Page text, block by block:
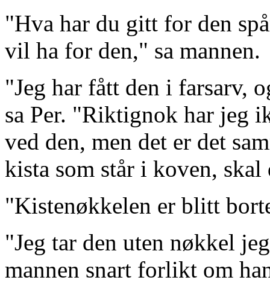
"Hva har du gitt for den
vil ha for den," sa mannen.
"Jeg har fått den i farsarv,
sa Per. "Riktignok har jeg
ved den, men det er det
kista som står i koven, skal
"Kistenøkkelen er blitt
"Jeg tar den uten nøkkel
mannen snart forlikt om